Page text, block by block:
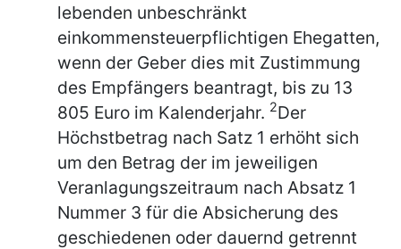
lebenden unbeschränkt
einkommensteuerpflichtigen Ehegatten,
wenn der Geber dies mit Zustimmung
des Empfängers beantragt, bis zu 13
805 Euro im Kalenderjahr. 2Der
Höchstbetrag nach Satz 1 erhöht sich
um den Betrag der im jeweiligen
Veranlagungszeitraum nach Absatz 1
Nummer 3 für die Absicherung des
geschiedenen oder dauernd getrennt